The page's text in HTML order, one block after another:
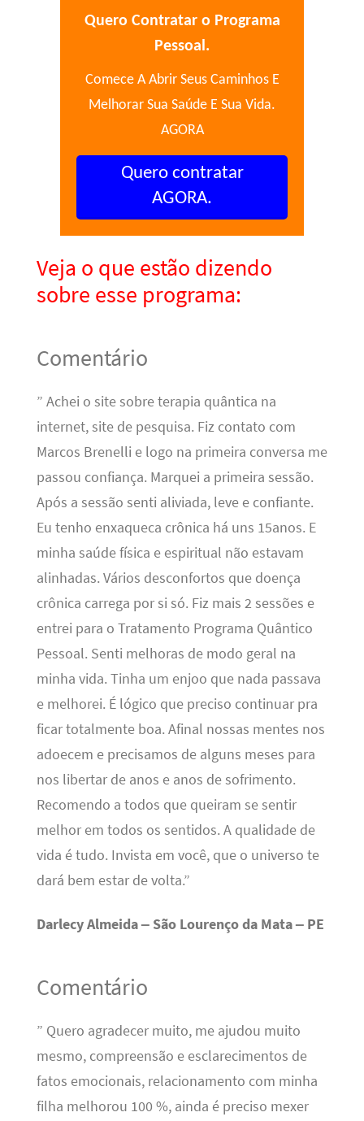
Quero Contratar o Programa
Pessoal.
Comece A Abrir Seus Caminhos E
Melhorar Sua Saúde E Sua Vida.
AGORA
Quero contratar
AGORA.
Veja o que estão dizendo
sobre esse programa:
Comentário
” Achei o site sobre terapia quântica na
internet, site de pesquisa. Fiz contato com
Marcos Brenelli e logo na primeira conversa me
passou confiança. Marquei a primeira sessão.
Após a sessão senti aliviada, leve e confiante.
Eu tenho enxaqueca crônica há uns 15anos. E
minha saúde física e espiritual não estavam
alinhadas. Vários desconfortos que doença
crônica carrega por si só. Fiz mais 2 sessões e
entrei para o Tratamento Programa Quântico
Pessoal. Senti melhoras de modo geral na
minha vida. Tinha um enjoo que nada passava
e melhorei. É lógico que preciso continuar pra
ficar totalmente boa. Afinal nossas mentes nos
adoecem e precisamos de alguns meses para
nos libertar de anos e anos de sofrimento.
Recomendo a todos que queiram se sentir
melhor em todos os sentidos. A qualidade de
vida é tudo. Invista em você, que o universo te
dará bem estar de volta.”
Darlecy Almeida – São Lourenço da Mata – PE
Comentário
” Quero agradecer muito, me ajudou muito
mesmo, compreensão e esclarecimentos de
fatos emocionais, relacionamento com minha
filha melhorou 100 %, ainda é preciso mexer